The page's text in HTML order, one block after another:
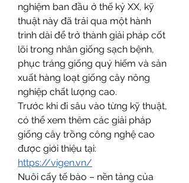
nghiệm ban đầu ở thế kỷ XX, kỹ
thuật này đã trải qua một hành
trình dài để trở thành giải pháp cốt
lõi trong nhân giống sạch bệnh,
phục tráng giống quý hiếm và sản
xuất hàng loạt giống cây nông
nghiệp chất lượng cao.
Trước khi đi sâu vào từng kỹ thuật,
có thể xem thêm các giải pháp
giống cây trồng công nghệ cao
được giới thiệu tại:
https://vigen.vn/
Nuôi cấy tế bào – nền tảng của